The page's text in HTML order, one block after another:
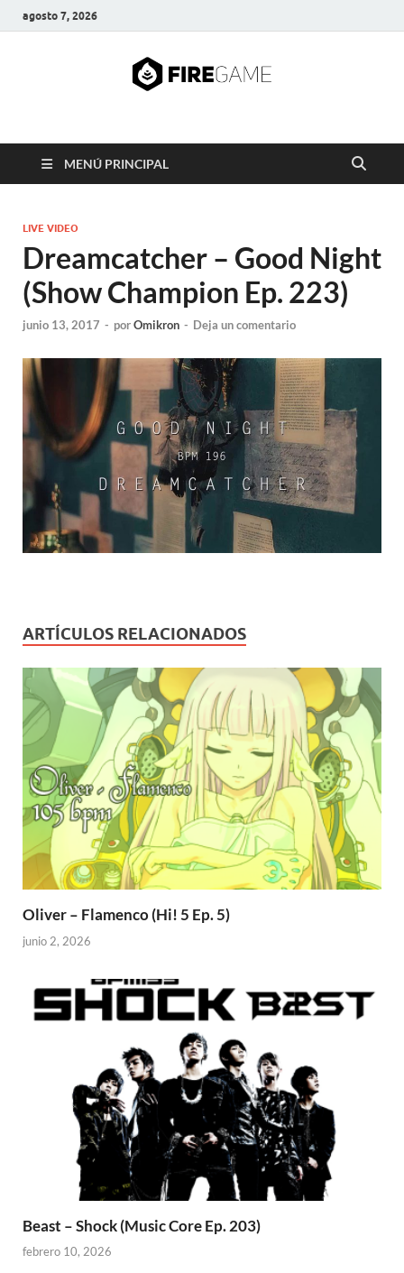
agosto 7, 2026
FIRE GAME
MENÚ PRINCIPAL
LIVE VIDEO
Dreamcatcher – Good Night
(Show Champion Ep. 223)
junio 13, 2017 - porOmikron - Deja un comentario
ARTÍCULOS RELACIONADOS
Oliver – Flamenco (Hi! 5 Ep. 5)
junio 2, 2026
Beast – Shock (Music Core Ep. 203)
febrero 10, 2026